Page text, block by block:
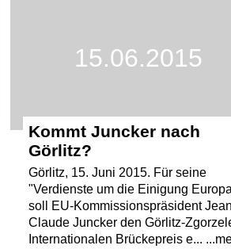
15.06.2015
Kommt Juncker nach
Görlitz?
Görlitz, 15. Juni 2015. Für seine
"Verdienste um die Einigung
soll EU-Kommissionspräsident
Claude Juncker den Görlitz-
Internationalen Brückepreis e...